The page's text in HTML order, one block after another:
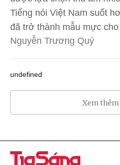
Tiếng nói Việt Nam suốt
đã trở thành mẫu mực
Nguyễn Trương Quý
undefined
Xem